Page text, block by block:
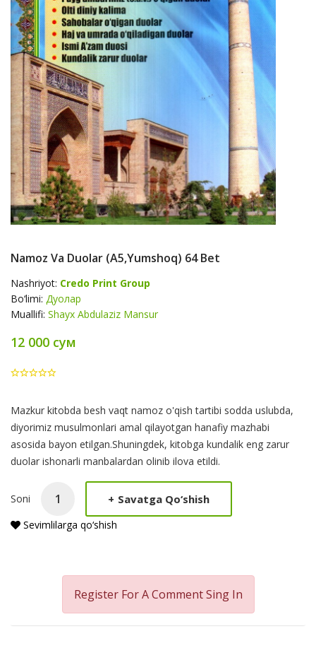
Namoz Va Duolar (A5,yumshoq) 64 Bet
Nashriyot: Credo Print Group
Bo‘limi: Дуолар
Muallifi: Shayx Abdulaziz Mansur
12 000 сум
Product
Summery
Mazkur kitobda besh vaqt namoz o'qish tartibi sodda uslubda,
diyorimiz musulmonlari amal qilayotgan hanafiy mazhabi
asosida bayon etilgan.Shuningdek, kitobga kundalik eng zarur
duolar ishonarli manbalardan olinib ilova etildi.
Soni + Savatga Qo‘shish
Sevimlilarga qo‘shish
Register For A CommentSing In